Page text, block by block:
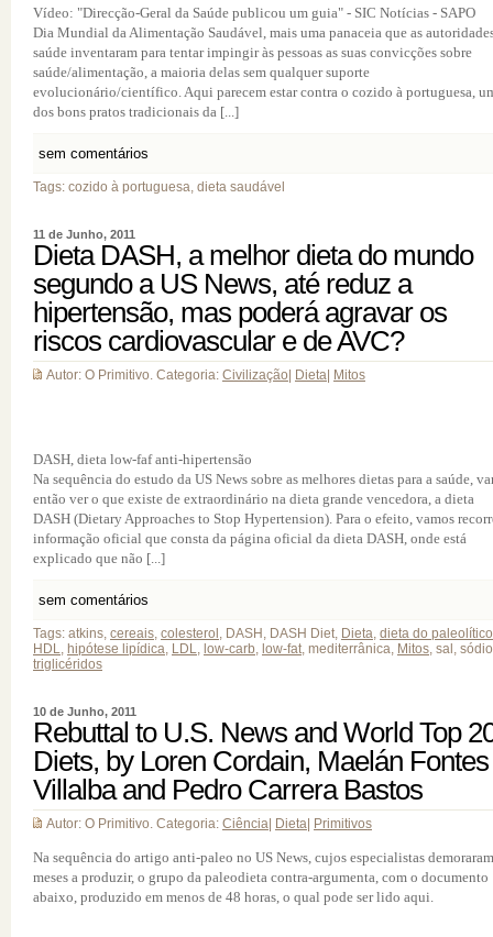
Vídeo: "Direcção-Geral da Saúde publicou um guia" - SIC Notícias - SAPO
Dia Mundial da Alimentação Saudável, mais uma panaceia que as
saúde inventaram para tentar impingir às pessoas as suas convicções sobre
saúde/alimentação, a maioria delas sem qualquer suporte
evolucionário/científico. Aqui parecem estar contra o cozido à portuguesa,
dos bons pratos tradicionais da [...]
sem comentários
Tags: cozido à portuguesa, dieta saudável
11 de Junho, 2011
Dieta DASH, a melhor dieta do mundo
segundo a US News, até reduz a
hipertensão, mas poderá agravar os
riscos cardiovascular e de AVC?
Autor: O Primitivo. Categoria: Civilização Dieta Mitos
DASH, dieta low-faf anti-hipertensão
Na sequência do estudo da US News sobre as melhores dietas para a saúde,
então ver o que existe de extraordinário na dieta grande vencedora, a dieta
DASH (Dietary Approaches to Stop Hypertension). Para o efeito, vamos
informação oficial que consta da página oficial da dieta DASH, onde está
explicado que não [...]
sem comentários
Tags: atkins, cereais, colesterol , DASH, DASH Diet, Dieta, dieta do paleolítico
HDL, hipótese lipídica, LDL, low-carb, low-fat, mediterrânica, Mitos, sal,
triglicéridos
10 de Junho, 2011
Rebuttal to U.S. News and World Top
Diets, by Loren Cordain, Maelán Fontes
Villalba and Pedro Carrera Bastos
Autor: O Primitivo. Categoria: Ciência Dieta Primitivos
Na sequência do artigo anti-paleo no US News, cujos especialistas
meses a produzir, o grupo da paleodieta contra-argumenta, com o documento
abaixo, produzido em menos de 48 horas, o qual pode ser lido aqui.